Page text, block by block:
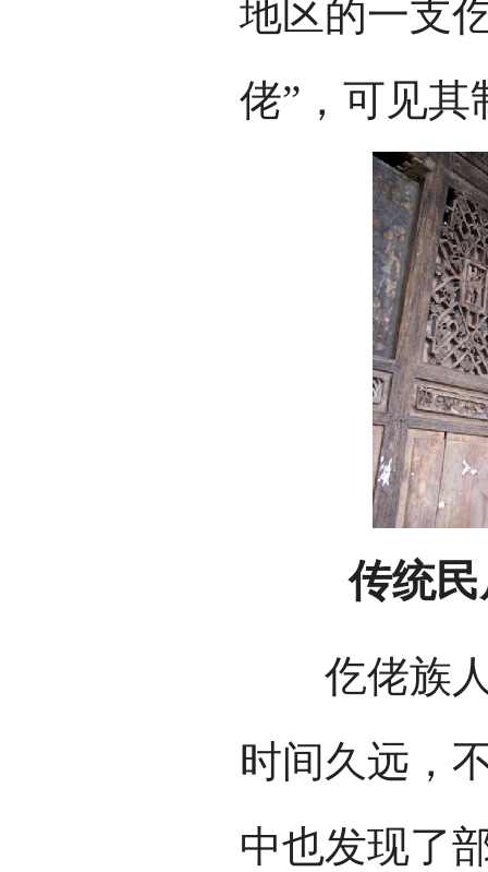
地区的一支
佬”，可见其
传统民
仡佬族人
时间久远，
中也发现了